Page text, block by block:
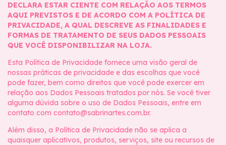
DECLARA ESTAR CIENTE COM RELAÇÃO AOS TERMOS
AQUI PREVISTOS E DE ACORDO COM A POLÍTICA DE
PRIVACIDADE, A QUAL DESCREVE AS FINALIDADES E
FORMAS DE TRATAMENTO DE SEUS DADOS PESSOAIS
QUE VOCÊ DISPONIBILIZAR NA LOJA.
Esta Política de Privacidade fornece uma visão geral de
nossas práticas de privacidade e das escolhas que você
pode fazer, bem como direitos que você pode exercer em
relação aos Dados Pessoais tratados por nós. Se você tiver
alguma dúvida sobre o uso de Dados Pessoais, entre em
contato com contato@sabrinartes.com.br.
Além disso, a Política de Privacidade não se aplica a
quaisquer aplicativos, produtos, serviços, site ou recursos de